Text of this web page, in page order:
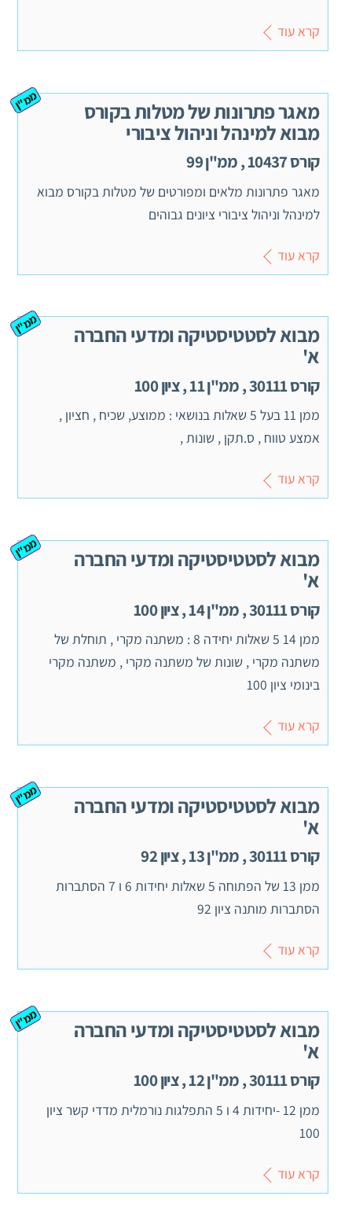
קרא עוד
מאגר פתרונות של מטלות בקורס
מבוא למינהל וניהול ציבורי
קורס 10437 , ממ"ן 99
ממ"ן
מאגר פתרונות מלאים ומפורטים של מטלות בקורס מבוא
למינהל וניהול ציבורי ציונים גבוהים
קרא עוד
מבוא לסטטיסטיקה ומדעי החברה
א'
קורס 30111 , ממ"ן 11 , ציון 100
ממ"ן
ממן 11 בעל 5 שאלות בנושאי : ממוצע, שכיח , חציון ,
אמצע טווח , ס.תקן , שונות ,
קרא עוד
מבוא לסטטיסטיקה ומדעי החברה
א'
קורס 30111 , ממ"ן 14 , ציון 100
ממ"ן
ממן 14 5 שאלות יחידה 8 : משתנה מקרי , תוחלת של
משתנה מקרי , שונות של משתנה מקרי , משתנה מקרי
בינומי ציון 100
קרא עוד
מבוא לסטטיסטיקה ומדעי החברה
א'
קורס 30111 , ממ"ן 13 , ציון 92
ממ"ן
ממן 13 של הפתוחה 5 שאלות יחידות 6 ו 7 הסתברות
הסתברות מותנה ציון 92
קרא עוד
מבוא לסטטיסטיקה ומדעי החברה
א'
קורס 30111 , ממ"ן 12 , ציון 100
ממ"ן
ממן 12 -יחידות 4 ו 5 התפלגות נורמלית מדדי קשר ציון
100
קרא עוד